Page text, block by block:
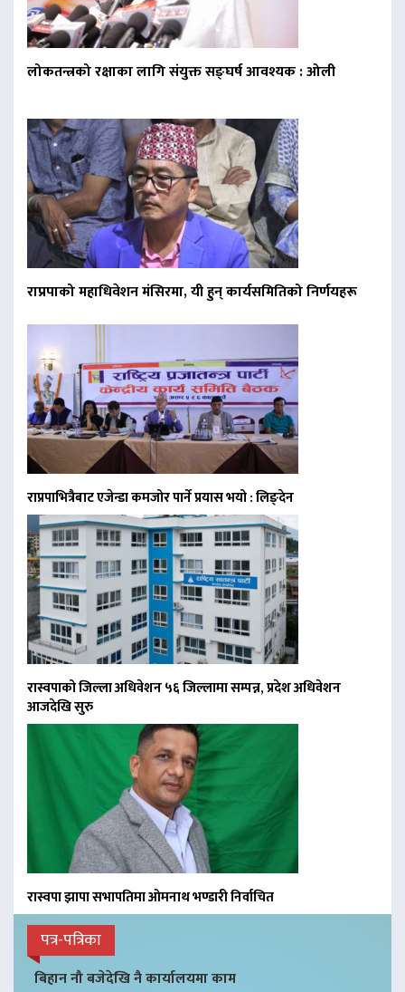
लोकतन्त्रको रक्षाका लागि संयुक्त सङ्घर्ष आवश्यक : ओली
राप्रपाको महाधिवेशन मंसिरमा, यी हुन् कार्यसमितिको निर्णयहरू
राप्रपाभित्रैबाट एजेन्डा कमजोर पार्ने प्रयास भयो : लिङ्देन
रास्वपाको जिल्ला अधिवेशन ५६ जिल्लामा सम्पन्न, प्रदेश अधिवेशन
आजदेखि सुरु
रास्वपा झापा सभापतिमा ओमनाथ भण्डारी निर्वाचित
पत्र-पत्रिका
बिहान नौ बजेदेखि नै कार्यालयमा काम